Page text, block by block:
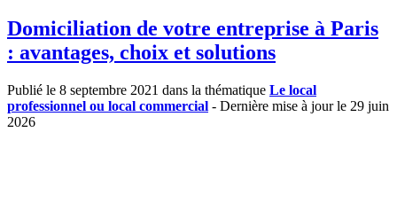
Domiciliation de votre entreprise à Paris
: avantages, choix et solutions
Publié le 8 septembre 2021 dans la thématique Le local
professionnel ou local commercial - Dernière mise à jour le 29 juin
2026